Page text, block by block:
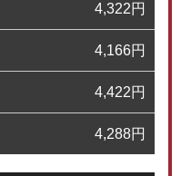
4,322円
4,166円
4,422円
4,288円